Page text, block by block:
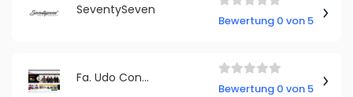
SeventySeven
Bewertung 0 von 5
Fa. Udo Conen, bestatterkleidung
Bewertung 0 von 5